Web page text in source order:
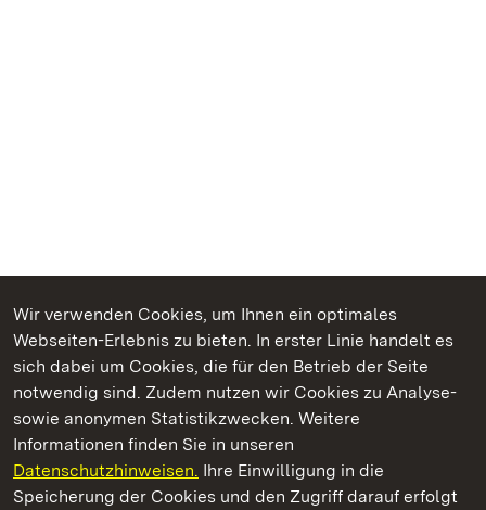
Wir verwenden Cookies, um Ihnen ein optimales
Webseiten-Erlebnis zu bieten. In erster Linie handelt es
sich dabei um Cookies, die für den Betrieb der Seite
notwendig sind. Zudem nutzen wir Cookies zu Analyse-
sowie anonymen Statistikzwecken. Weitere
Informationen finden Sie in unseren
Datenschutzhinweisen. Ihre Einwilligung in die
Speicherung der Cookies und den Zugriff darauf erfolgt
Kommen. Staunen. Genießen.
Staatliche Schlösser und Gärten Baden‑Württemberg